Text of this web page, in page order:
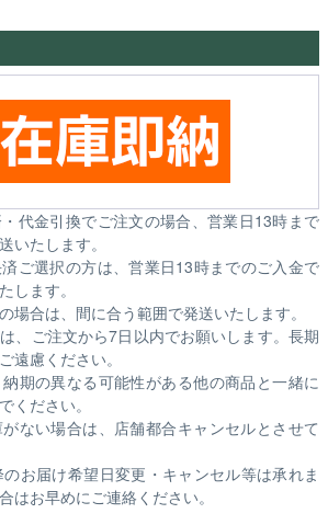
代金引換でご注文の場合、営業日13時まで
いたします。
ご選択の方は、営業日13時までのご入金で
します。
場合は、間に合う範囲で発送いたします。
、ご注文から7日以内でお願いします。長期
遠慮ください。
期の異なる可能性がある他の商品と一緒に
ください。
ない場合は、店舗都合キャンセルとさせて
お届け希望日変更・キャンセル等は承れま
はお早めにご連絡ください。